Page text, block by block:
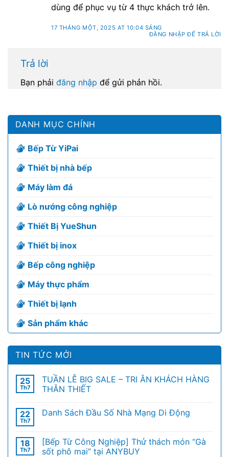
dùng để phục vụ từ 4 thực khách trở lên.
17 THÁNG MỘT, 2025 AT 10:04 SÁNG
ĐĂNG NHẬP ĐỂ TRẢ LỜI
Trả lời
Bạn phải đăng nhập để gửi phản hồi.
DANH MỤC CHÍNH
Bếp Từ YiPai
Thiết bị nhà bếp
Máy làm đá
Lò nướng công nghiệp
Thiết Bị YueShun
Thiết bị inox
Bếp công nghiệp
Máy thực phẩm
Thiết bị lạnh
Sản phẩm khác
TIN TỨC MỚI
25
Th7
TUẦN LỄ BIG SALE – TRI ÂN KHÁCH HÀNG
THÂN THIẾT
22
Th7
Danh Sách Đầu Số Nhà Mạng Di Động
18
Th7
[Bếp Từ Công Nghiệp] Thử thách món “Gà
sốt phô mai” tại ANYBUY